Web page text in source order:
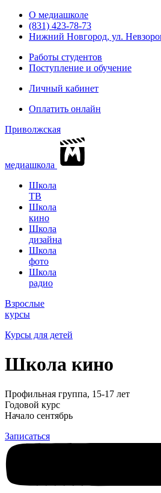
О медиашколе
(831) 423-78-73
Нижний Новгород, ул.
Работы студентов
Поступление и обучение
Личный кабинет
Оплатить онлайн
Приволжская
медиашкола
Школа
ТВ
Школа
кино
Школа
дизайна
Школа
фото
Школа
радио
Взрослые
курсы
Курсы для детей
Школа кино
Профильная группа, 15-17 лет
Годовой курс
Начало сентябрь
Записаться